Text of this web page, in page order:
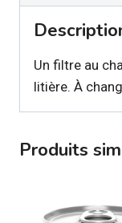
Un filtre au
litière. À
Produits